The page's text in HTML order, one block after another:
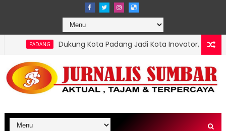
Kota Padang Jadi Kota Inovator, Kartu Registrasi Kesenian